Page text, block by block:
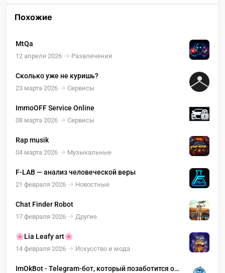
Похожие
MtQa
12 апреля 2026 Развлечения
Сколько уже не куришь?
23 марта 2026 Сервисы
ImmoOFF Service Online
08 марта 2026 Сервисы
Rap musik
04 марта 2026 Музыкальные
F-LAB — анализ человеческой веры
21 февраля 2026 Новостные
Chat Finder Robot
17 февраля 2026 Другие
🌸Lia Leafy art🌸
14 февраля 2026 Искусство и мода
ImOkBot - Telegram-бот, который позаботится о